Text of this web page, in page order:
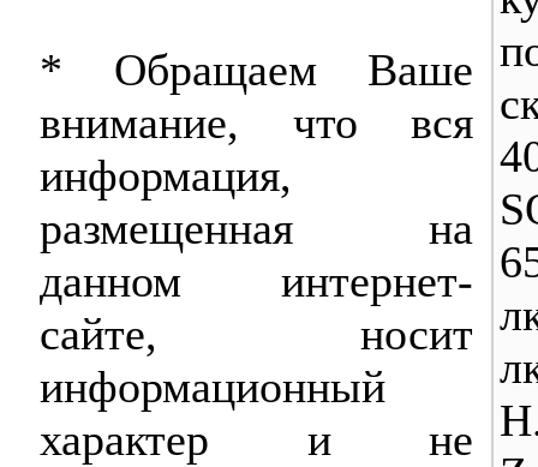
* Обращаем Ваше
внимание, что вся
информация,
размещенная на
данном интернет-
сайте, носит
информационный
характер и не